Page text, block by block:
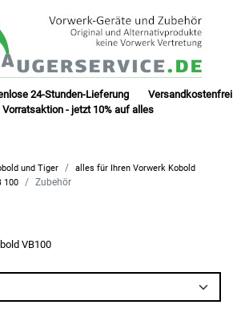
24-Stunden-Lieferung Versandkostenfrei
- jetzt 10% auf alles
und Tiger
alles für Ihren Vorwerk Kobold
100
Zubehör
VB100